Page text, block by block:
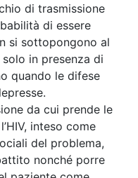
di trasmissione
di essere
si sottopongono al
in presenza di
quando le difese
da cui prende le
inteso come
del problema,
nonché porre